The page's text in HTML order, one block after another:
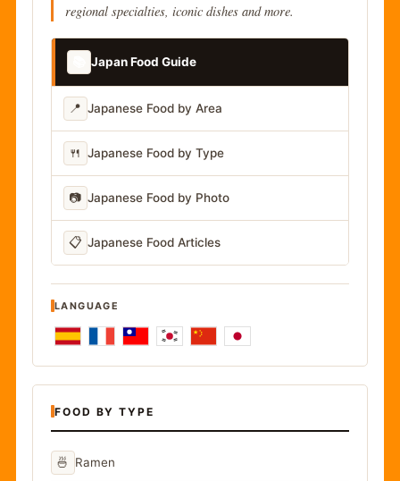
regional specialties, iconic dishes and more.
Japan Food Guide
📍 Japanese Food by Area
🍴 Japanese Food by Type
📷 Japanese Food by Photo
📋 Japanese Food Articles
LANGUAGE
FOOD BY TYPE
🍜 Ramen